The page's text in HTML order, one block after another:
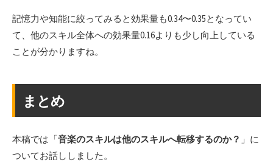
記憶力や知能に絞ってみると効果量も0.34〜0.35となってい
て、他のスキル全体への効果量0.16よりも少し向上している
ことが分かりますね。
まとめ
本稿では「音楽のスキルは他のスキルへ転移するのか？ 」に
ついてお話ししました。